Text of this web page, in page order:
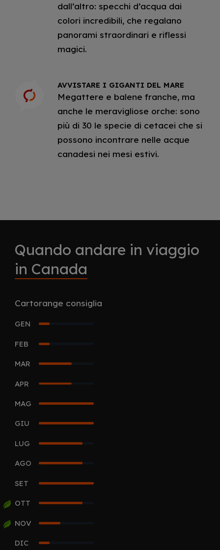
dall’altro: specchi d’acqua dai
colori incredibili, che regalano
panorami straordinari e riflessi
magici.
AVVISTARE I GIGANTI DEL MARE
Megattere e balene franche, ma
anche le meravigliose orche: sono
più di 30 le specie di cetacei che si
possono incontrare nelle acque
canadesi nei mesi estivi.
Quando andare in viaggio
in Canada
Cartorange consiglia
GEN
FEB
MAR
APR
MAG
GIU
LUG
AGO
SET
OTT
NOV
DIC